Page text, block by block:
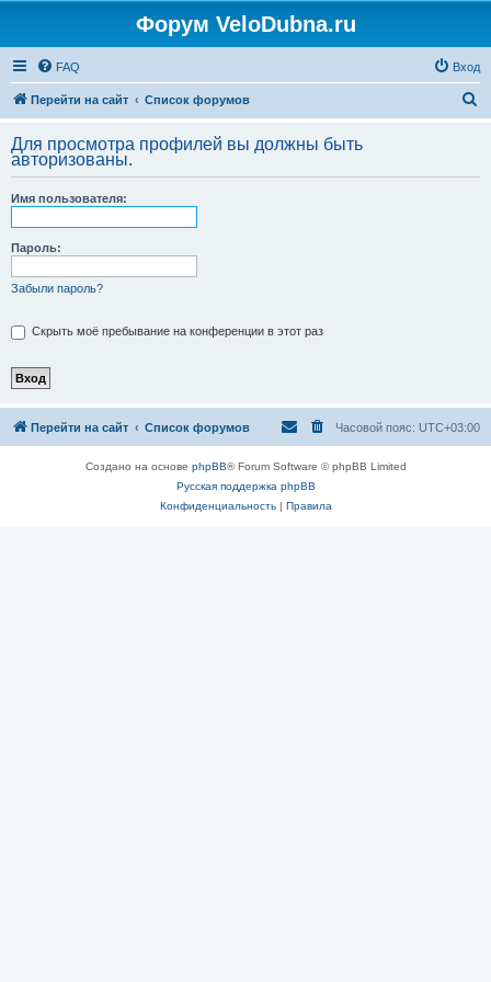
Форум VeloDubna.ru
FAQ Вход
Перейти на сайт Список форумов
с
Для просмотра профилей вы должны быть
авторизованы.
Имя пользователя:
Пароль:
Забыли пароль?
Скрыть моё пребывание на конференции в этот раз
Перейти на сайт Список форумов Часовой пояс: UTC+03:00
Создано на основе phpBB® Forum Software © phpBB Limited
Русская поддержка phpBB
Конфиденциальность| Правила